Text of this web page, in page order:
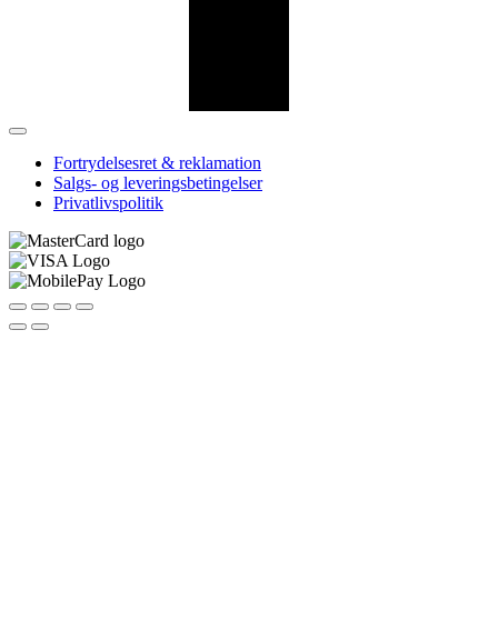
Fortrydelsesret & reklamation
Salgs- og leveringsbetingelser
Privatlivspolitik